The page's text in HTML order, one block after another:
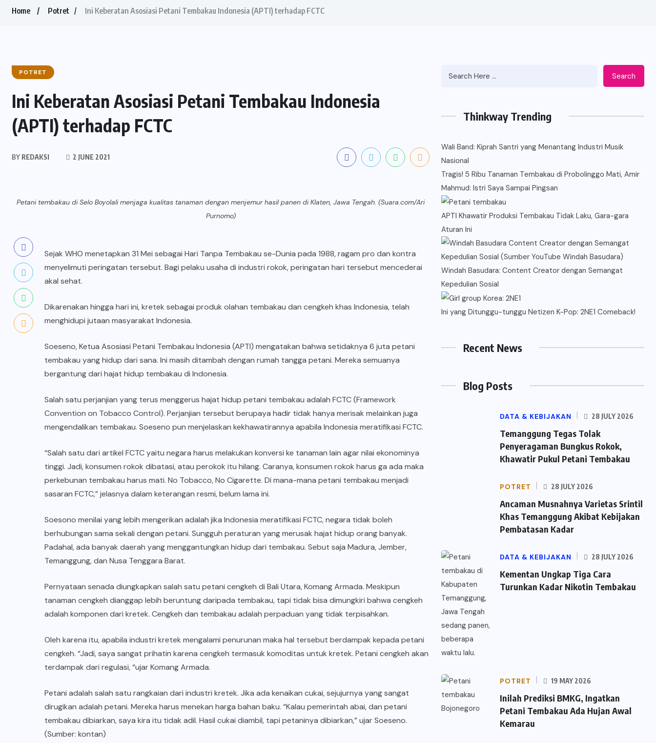
Home Potret Ini Keberatan Asosiasi Petani Tembakau Indonesia (APTI) terhadap FCTC
POTRET
Ini Keberatan Asosiasi Petani Tembakau Indonesia
(APTI) terhadap FCTC
BY REDAKSI 2 JUNE 2021
Petani tembakau di Selo Boyolali menjaga kualitas tanaman dengan menjemur hasil panen di Klaten, Jawa Tengah. (Suara.com/Ari
Purnomo)
Sejak WHO menetapkan 31 Mei sebagai Hari Tanpa Tembakau se-Dunia pada 1988, ragam pro dan kontra
menyelimuti peringatan tersebut. Bagi pelaku usaha di industri rokok, peringatan hari tersebut mencederai
akal sehat.
Dikarenakan hingga hari ini, kretek sebagai produk olahan tembakau dan cengkeh khas Indonesia, telah
menghidupi jutaan masyarakat Indonesia.
Soeseno, Ketua Asosiasi Petani Tembakau Indonesia (APTI) mengatakan bahwa setidaknya 6 juta petani
tembakau yang hidup dari sana. Ini masih ditambah dengan rumah tangga petani. Mereka semuanya
bergantung dari hajat hidup tembakau di Indonesia.
Salah satu perjanjian yang terus menggerus hajat hidup petani tembakau adalah FCTC (Framework
Convention on Tobacco Control). Perjanjian tersebut berupaya hadir tidak hanya merisak melainkan juga
mengendalikan tembakau. Soeseno pun menjelaskan kekhawatirannya apabila Indonesia meratifikasi FCTC.
“Salah satu dari artikel FCTC yaitu negara harus melakukan konversi ke tanaman lain agar nilai ekonominya
tinggi. Jadi, konsumen rokok dibatasi, atau perokok itu hilang. Caranya, konsumen rokok harus ga ada maka
perkebunan tembakau harus mati. No Tobacco, No Cigarette. Di mana-mana petani tembakau menjadi
sasaran FCTC,” jelasnya dalam keterangan resmi, belum lama ini.
Soesono menilai yang lebih mengerikan adalah jika Indonesia meratifikasi FCTC, negara tidak boleh
berhubungan sama sekali dengan petani. Sungguh peraturan yang merusak hajat hidup orang banyak.
Padahal, ada banyak daerah yang menggantungkan hidup dari tembakau. Sebut saja Madura, Jember,
Temanggung, dan Nusa Tenggara Barat.
Pernyataan senada diungkapkan salah satu petani cengkeh di Bali Utara, Komang Armada. Meskipun
tanaman cengkeh dianggap lebih beruntung daripada tembakau, tapi tidak bisa dimungkiri bahwa cengkeh
adalah komponen dari kretek. Cengkeh dan tembakau adalah perpaduan yang tidak terpisahkan.
Oleh karena itu, apabila industri kretek mengalami penurunan maka hal tersebut berdampak kepada petani
cengkeh. “Jadi, saya sangat prihatin karena cengkeh termasuk komoditas untuk kretek. Petani cengkeh akan
terdampak dari regulasi, “ujar Komang Armada.
Petani adalah salah satu rangkaian dari industri kretek. Jika ada kenaikan cukai, sejujurnya yang sangat
dirugikan adalah petani. Mereka harus menekan harga bahan baku. “Kalau pemerintah abai, dan petani
tembakau dibiarkan, saya kira itu tidak adil. Hasil cukai diambil, tapi petaninya dibiarkan,” ujar Soeseno.
(Sumber: kontan)
Search
Thinkway Trending
Wali Band: Kiprah Santri yang Menantang Industri Musik
Nasional
Tragis! 5 Ribu Tanaman Tembakau di Probolinggo Mati, Amir
Mahmud: Istri Saya Sampai Pingsan
APTI Khawatir Produksi Tembakau Tidak Laku, Gara-gara
Aturan Ini
Windah Basudara: Content Creator dengan Semangat
Kepedulian Sosial
Ini yang Ditunggu-tunggu Netizen K-Pop: 2NE1 Comeback!
Recent News
Blog Posts
DATA & KEBIJAKAN 28 JULY 2026
Temanggung Tegas Tolak
Penyeragaman Bungkus Rokok,
Khawatir Pukul Petani Tembakau
POTRET 28 JULY 2026
Ancaman Musnahnya Varietas Srintil
Khas Temanggung Akibat Kebijakan
Pembatasan Kadar
DATA & KEBIJAKAN 28 JULY 2026
Kementan Ungkap Tiga Cara
Turunkan Kadar Nikotin Tembakau
POTRET 19 MAY 2026
Inilah Prediksi BMKG, Ingatkan
Petani Tembakau Ada Hujan Awal
Kemarau